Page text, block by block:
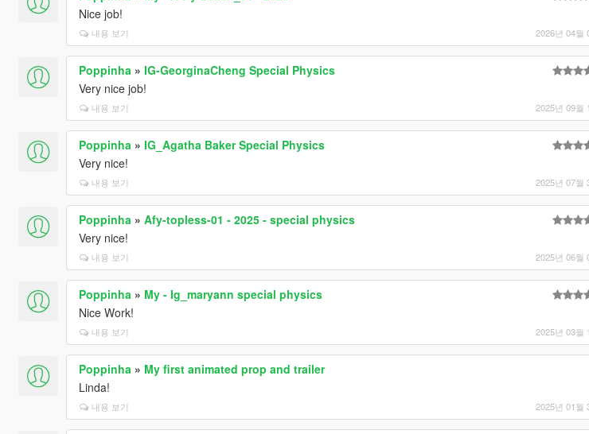
Nice job!
내용 보기 2026년 04월
Poppinha » IG-GeorginaCheng Special Physics
Very nice job!
내용 보기 2025년 09월
Poppinha » IG_Agatha Baker Special Physics
Very nice!
내용 보기 2025년 07월
Poppinha » Afy-topless-01 - 2025 - special physics
Very nice!
내용 보기 2025년 06월
Poppinha » My - Ig_maryann special physics
Nice Work!
내용 보기 2025년 03월
Poppinha » My first animated prop and trailer
Linda!
내용 보기 2025년 01월